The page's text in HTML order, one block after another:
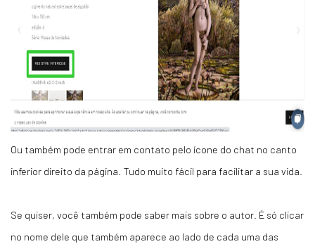
Ou também pode entrar em contato pelo ícone do chat no canto
inferior direito da página. Tudo muito fácil para facilitar a sua vida.
Se quiser, você também pode saber mais sobre o autor. É só clicar
no nome dele que também aparece ao lado de cada uma das